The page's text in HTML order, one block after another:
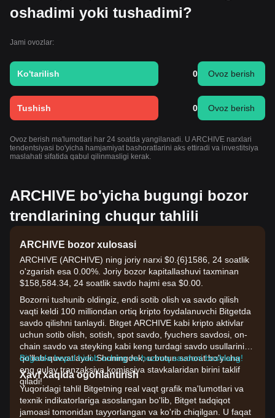
oshadimi yoki tushadimi?
Jami ovozlar:
Ko'tarilish 0 Ovoz berish
Tushish 0 Ovoz berish
Ovoz berish ma'lumotlari har 24 soatda yangilanadi. U ARCHIVE narxlari
tendentsiyasi bo'yicha hamjamiyat bashoratlarini aks ettiradi va investitsiya
maslahati sifatida qabul qilinmasligi kerak.
ARCHIVE bo'yicha bugungi bozor
trendlarining chuqur tahlili
ARCHIVE bozor xulosasi
ARCHIVE (ARCHIVE) ning joriy narxi $0.{6}1586, 24 soatlik
o'zgarish esa 0.00%. Joriy bozor kapitallashuvi taxminan
$158,584.34, 24 soatlik savdo hajmi esa $0.00.
Bozorni tushunib oldingiz, endi sotib olish va savdo qilish
vaqti keldi 100 milliondan ortiq kripto foydalanuvchi Bitgetda
savdo qilishni tanlaydi. Bitget ARCHIVE kabi kripto aktivlar
uchun sotib olish, sotish, spot savdo, fyuchers savdosi, on-
chain savdo va steyking kabi keng turdagi savdo usullarini
qo'llab-quvvatlaydi. Shuningdek, u butun sanoat bo'yicha
eng qulay tranzaksiya komissiya stavkalaridan birini taklif
qiladi!
Bitgetda bepul hisob oching va hoziroq savdoni boshlang!
Xavf xaqida ogohlantirish
Yuqoridagi tahlil Bitgetning real vaqt grafik ma'lumotlari va
texnik indikatorlariga asoslangan bo'lib, Bitget tadqiqot
jamoasi tomonidan tayyorlangan va ko'rib chiqilgan. U faqat